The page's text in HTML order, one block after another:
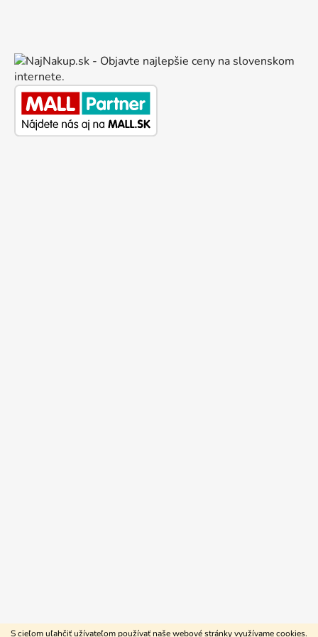
S cieľom uľahčiť užívateľom používať naše webové stránky využívame cookies.